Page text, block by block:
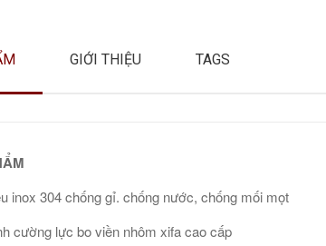
GIỚI THIỆU TAGS
inox 304 chống gỉ. chống nước, chống mối mọt
cường lực bo viền nhôm xifa cao cấp